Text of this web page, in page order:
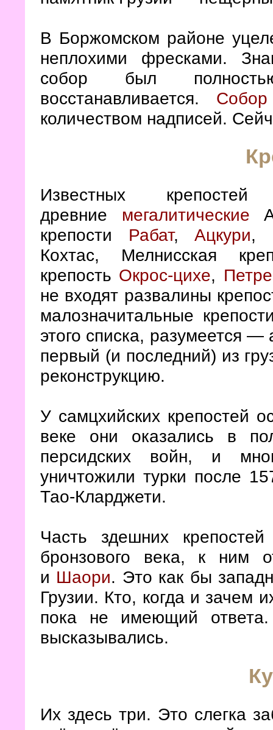
В Боржомском районе
неплохими фресками.
собор был
восстанавливается.
количеством надписей.
Известных
древние мегалитические
крепости Рабат,Ацкури,
Кохтас, Мелнисская
крепость Окрос-цихе, Петре
не входят развалины
малозначитальные
этого списка, разумеется —
первый (и последний) из
реконструкцию.
У самцхийских крепостей
веке они оказались в
персидских войн, и
уничтожили турки после
Тао-Кларджети.
Часть здешних
бронзового века, к ним
и Шаори. Это как бы
Грузии. Кто, когда и зачем
пока не имеющий
высказывались.
Их здесь три. Это слегка